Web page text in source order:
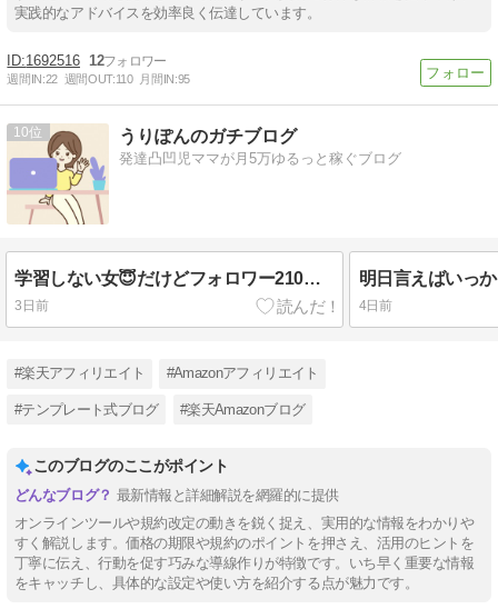
実践的なアドバイスを効率良く伝達しています。
1692516 12
週間IN:22 週間OUT:110 月間IN:95
10 うりぽんのガチブログ
発達凸凹児ママが月5万ゆるっと稼ぐブログ
学習しない女😇だけどフォロワー210→420人！！
3日前 4日前
#楽天アフィリエイト #Amazonアフィリエイト
#テンプレート式ブログ #楽天Amazonブログ
このブログのここがポイント
最新情報と詳細解説を網羅的に提供
オンラインツールや規約改定の動きを鋭く捉え、実用的な情報をわかりや
すく解説します。価格の期限や規約のポイントを押さえ、活用のヒントを
丁寧に伝え、行動を促す巧みな導線作りが特徴です。いち早く重要な情報
をキャッチし、具体的な設定や使い方を紹介する点が魅力です。